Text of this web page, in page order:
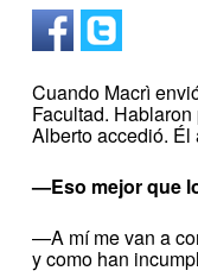
Cuando Macrì
Facultad.
Alberto accedió. Él
—Eso mejor que
—A mí me van a
y como han